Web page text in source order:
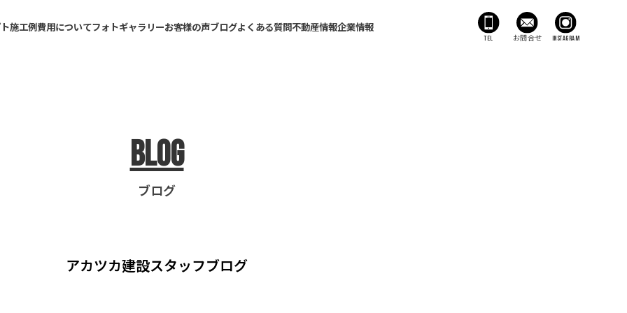
施工例費用についてフォトギャラリーお客様の声ブログよくある質問不動産情報企業情報
TEL お問合せ Instagram
Blog
ブログ
アカツカ建設スタッフブログ